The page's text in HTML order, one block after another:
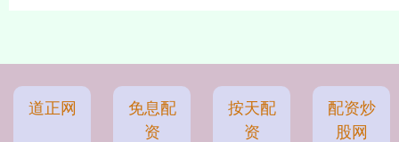
道正网
免息配
资
按天配
资
配资炒
股网